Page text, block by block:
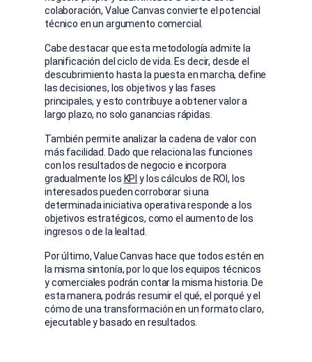
colaboración, Value Canvas convierte el potencial
técnico en un argumento comercial.
Cabe destacar que esta metodología admite la
planificación del ciclo de vida. Es decir, desde el
descubrimiento hasta la puesta en marcha, define
las decisiones, los objetivos y las fases
principales, y esto contribuye a obtener valor a
largo plazo, no solo ganancias rápidas.
También permite analizar la cadena de valor con
más facilidad. Dado que relaciona las funciones
con los resultados de negocio e incorpora
gradualmente los KPI y los cálculos de ROI, los
interesados pueden corroborar si una
determinada iniciativa operativa responde a los
objetivos estratégicos, como el aumento de los
ingresos o de la lealtad.
Por último, Value Canvas hace que todos estén en
la misma sintonía, por lo que los equipos técnicos
y comerciales podrán contar la misma historia. De
esta manera, podrás resumir el qué, el porqué y el
cómo de una transformación en un formato claro,
ejecutable y basado en resultados.